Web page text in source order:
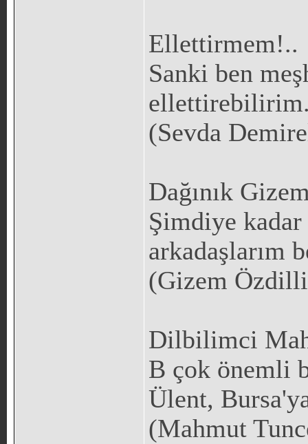
Ellettirmem!..
Sanki ben
(Sevda
Dağınık
Şimdiye
arkadaşlarım
(Gizem
Dilbilimci
B çok önemli
Ülent,
(Mahmut